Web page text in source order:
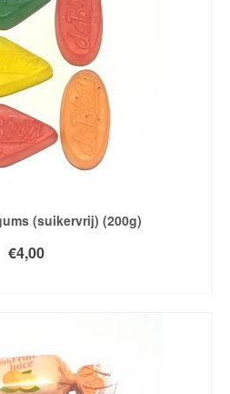
(suikervrij) (200g)
€4,00